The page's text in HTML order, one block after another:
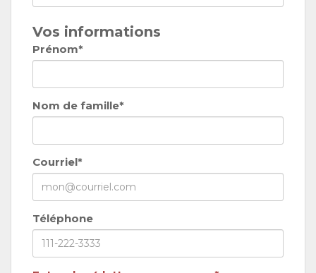
Vos informations
Prénom*
Nom de famille*
Courriel*
Téléphone